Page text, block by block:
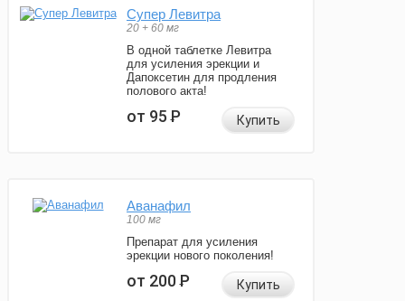
Супер Левитра
20 + 60 мг
В одной таблетке Левитра
для усиления эрекции и
Дапоксетин для продления
полового акта!
от 95Р Купить
Аванафил
100 мг
Препарат для усиления
эрекции нового поколения!
от 200Р Купить